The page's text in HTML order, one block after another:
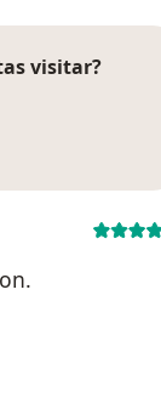
visitar?
Polack B